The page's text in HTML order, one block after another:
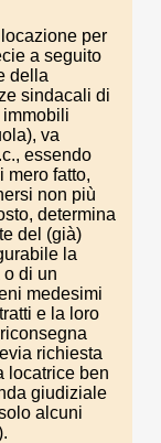
per
a seguito
della
sindacali di
va
essendo
mero fatto,
non più
determina
del (già)
la
di un
medesimi
e la loro
richiesta
locatrice ben
giudiziale
alcuni